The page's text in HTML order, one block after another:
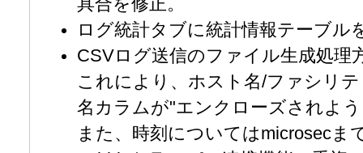
具合を修正。
ログ統計タブに統計情報テーブル
CSVログ送信のファイル生成処理
これにより、ホスト名/ファシリ
名カラムが"エンクローズされよ
また、時刻についてはmicrosecま